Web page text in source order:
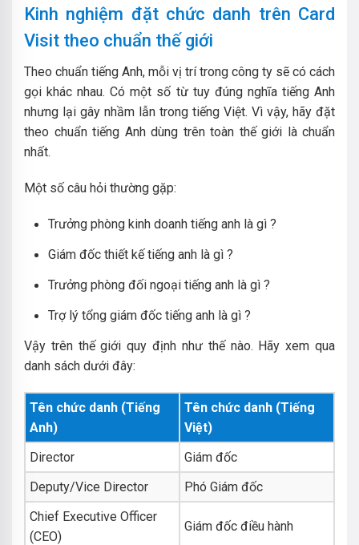
Kinh nghiệm đặt chức danh trên Card
Visit theo chuẩn thế giới
Theo chuẩn tiếng Anh, mỗi vị trí trong công ty sẽ có cách
gọi khác nhau. Có một số từ tuy đúng nghĩa tiếng Anh
nhưng lại gây nhầm lẫn trong tiếng Việt. Vì vậy, hãy đặt
theo chuẩn tiếng Anh dùng trên toàn thế giới là chuẩn
nhất.
Một số câu hỏi thường gặp:
Trưởng phòng kinh doanh tiếng anh là gì ?
Giám đốc thiết kế tiếng anh là gì ?
Trưởng phòng đối ngoại tiếng anh là gì ?
Trợ lý tổng giám đốc tiếng anh là gì ?
Vậy trên thế giới quy định như thế nào. Hãy xem qua
danh sách dưới đây:
Tên chức danh (Tiếng
Anh)
Tên chức danh (Tiếng
Việt)
Director
Giám đốc
Deputy/Vice Director
Phó Giám đốc
Chief Executive Officer
(CEO)
Giám đốc điều hành